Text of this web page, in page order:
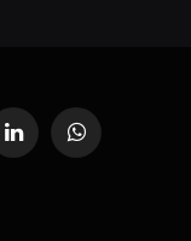
LinkedInWhatsApp